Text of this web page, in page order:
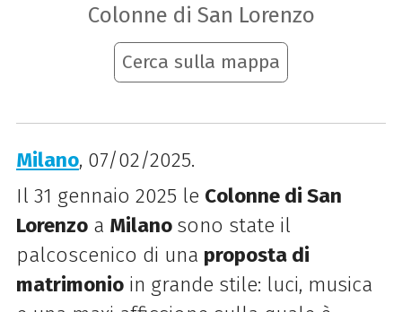
Colonne di San Lorenzo
Cerca sulla mappa
Milano, 07/02/2025.
Il 31 gennaio 2025 le Colonne di San
Lorenzoa Milano sono state il
palcoscenico di una proposta di
matrimonioin grande stile: luci, musica